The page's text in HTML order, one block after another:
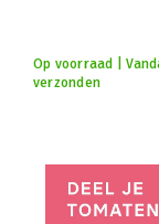
Op voorraad |
verzonden